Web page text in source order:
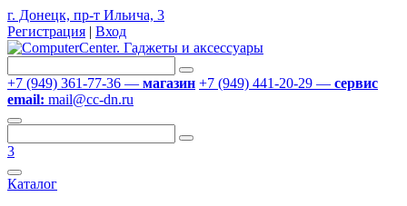
г. Донецк, пр-т Ильича, 3
Регистрация | Вход
+7 (949) 361-77-36 — магазин +7 (949) 441-20-29 — сервис
email: mail@cc-dn.ru
3
Каталог